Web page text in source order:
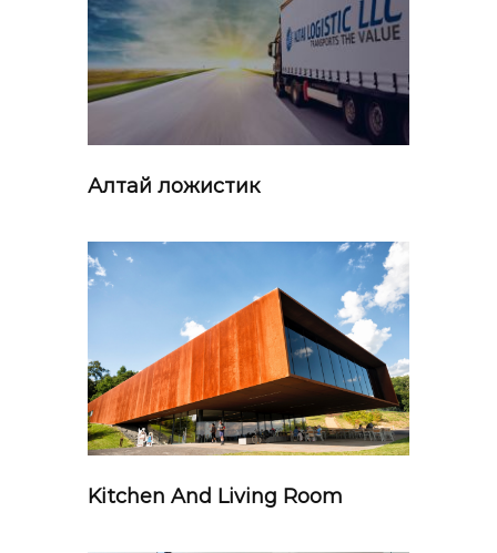
Алтай ложистик
Kitchen And Living Room